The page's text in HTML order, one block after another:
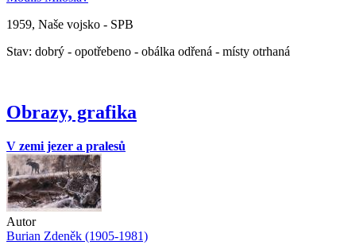
1959, Naše vojsko - SPB
Stav: dobrý - opotřebeno - obálka odřená - místy otrhaná
Obrazy, grafika
V zemi jezer a pralesů
Autor
Burian Zdeněk (1905-1981)